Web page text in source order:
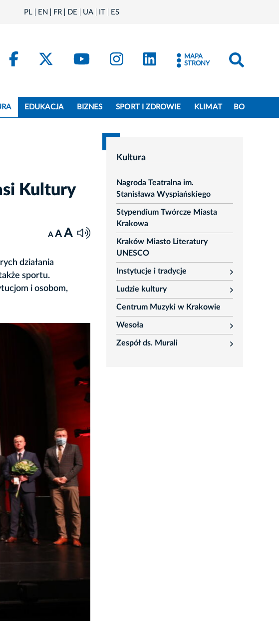
PL EN FR DE UA IT ES
FacebookKraków - X
Kraków - YouTube
Kraków - Instagram
Kraków - LinkedIn
MAPA
STRONY
EDUKACJA BIZNES SPORT I ZDROWIE KLIMAT BO
Kultury
A A A
działania
sportu.
i osobom,
Kultura
Nagroda Teatralna im.
Stanisława Wyspiańskiego
Stypendium Twórcze Miasta
Krakowa
Kraków Miasto Literatury
UNESCO
Instytucje i tradycje
rozwiń
Ludzie kultury
rozwiń
Centrum Muzyki w Krakowie
Wesoła
rozwiń
Zespół ds. Murali
rozwiń